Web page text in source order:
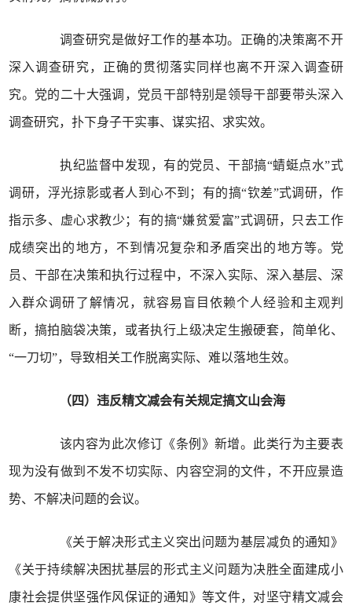
调查研究是做好工作的基本功。正确的决策离不开
深入调查研究，正确的贯彻落实同样也离不开深入调查研
究。党的二十大强调，党员干部特别是领导干部要带头深入
调查研究，扑下身子干实事、谋实招、求实效。
执纪监督中发现，有的党员、干部搞“蜻蜓点水”式
调研，浮光掠影或者人到心不到；有的搞“钦差”式调研，作
指示多、虚心求教少；有的搞“嫌贫爱富”式调研，只去工作
成绩突出的地方，不到情况复杂和矛盾突出的地方等。党
员、干部在决策和执行过程中，不深入实际、深入基层、深
入群众调研了解情况，就容易盲目依赖个人经验和主观判
断，搞拍脑袋决策，或者执行上级决定生搬硬套，简单化、
“一刀切”，导致相关工作脱离实际、难以落地生效。
（四）违反精文减会有关规定搞文山会海
该内容为此次修订《条例》新增。此类行为主要表
现为没有做到不发不切实际、内容空洞的文件，不开应景造
势、不解决问题的会议。
《关于解决形式主义突出问题为基层减负的通知》
《关于持续解决困扰基层的形式主义问题为决胜全面建成小
康社会提供坚强作风保证的通知》等文件，对坚守精文减会